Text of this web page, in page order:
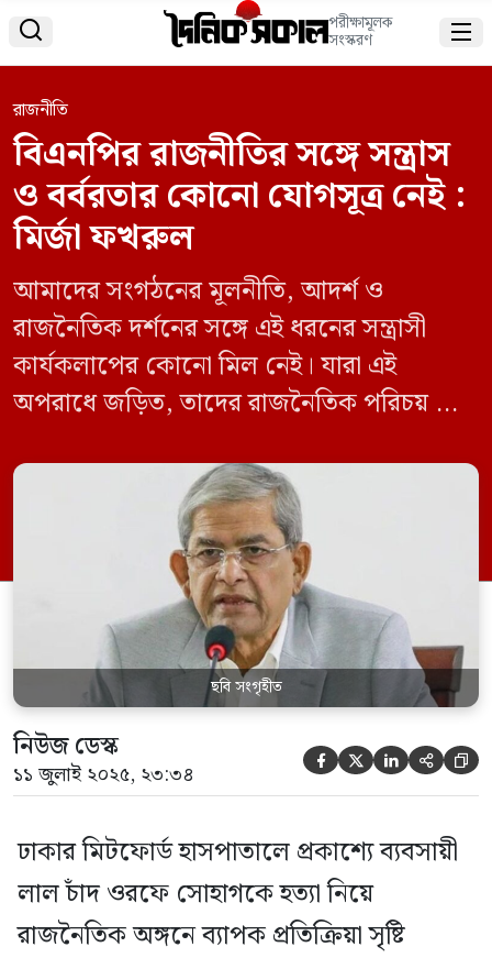
 পরীক্ষামূলক
সংস্করণ 
রাজনীতি
বিএনপির রাজনীতির সঙ্গে সন্ত্রাস
ও বর্বরতার কোনো যোগসূত্র নেই :
মির্জা ফখরুল
আমাদের সংগঠনের মূলনীতি, আদর্শ ও
রাজনৈতিক দর্শনের সঙ্গে এই ধরনের সন্ত্রাসী
কার্যকলাপের কোনো মিল নেই। যারা এই
অপরাধে জড়িত, তাদের রাজনৈতিক পরিচয় যাই
আনতেই হবে। কোনো অপরাধীই ন্যায়ের ঊর্ধ্বে
ছবি সংগৃহীত
নিউজ ডেস্ক
১১ জুলাই ২০২৫, ২৩:৩৪     
ঢাকার মিটফোর্ড হাসপাতালে প্রকাশ্যে ব্যবসায়ী
লাল চাঁদ ওরফে সোহাগকে হত্যা নিয়ে
রাজনৈতিক অঙ্গনে ব্যাপক প্রতিক্রিয়া সৃষ্টি